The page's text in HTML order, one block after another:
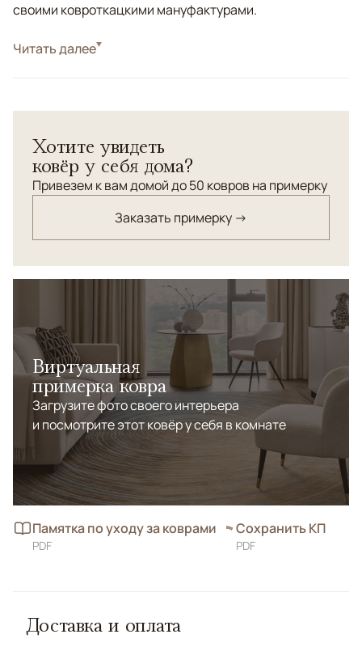
своими ковроткацкими мануфактурами.
СтильСовременные
Читать далее
Хотите увидеть
ковёр у себя дома?
Привезем к вам домой до 50 ковров на примерку
Заказать примерку →
Виртуальная
примерка ковра
Загрузите фото своего интерьера
и посмотрите этот ковёр у себя в комнате
Памятка по уходу за коврами
PDF
Сохранить КП
PDF
Доставка и оплата